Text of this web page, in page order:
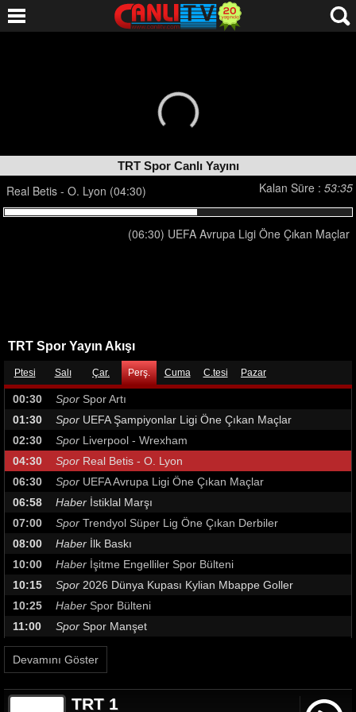
TRT Spor Canlı Yayını
Real Betis - O. Lyon (04:30) Kalan Süre : 53:35
(06:30) UEFA Avrupa Ligi Öne Çıkan Maçlar
TRT Spor Yayın Akışı
Ptesi Salı Çar. Perş. Cuma C.tesi Pazar
00:30 Spor Spor Artı
01:30
Spor UEFA Şampiyonlar Ligi Öne Çıkan Maçlar
02:30
Spor Liverpool - Wrexham
04:30
Spor Real Betis - O. Lyon
06:30
Spor UEFA Avrupa Ligi Öne Çıkan Maçlar
06:58
Haber İstiklal Marşı
07:00
Spor Trendyol Süper Lig Öne Çıkan Derbiler
08:00
Haber İlk Baskı
10:00
Haber İşitme Engelliler Spor Bülteni
10:15
Spor 2026 Dünya Kupası Kylian Mbappe Goller
10:25
Haber Spor Bülteni
11:00
Spor Spor Manşet
12:30
Haber Gün Ortası
13:30
Spor UEFA Avrupa Ligi En Güzel Goller
13:45
Spor Trendyol Süper Lig En Güzel Goller
Haber Spor Bülteni
Devamını Göster
TRT 1